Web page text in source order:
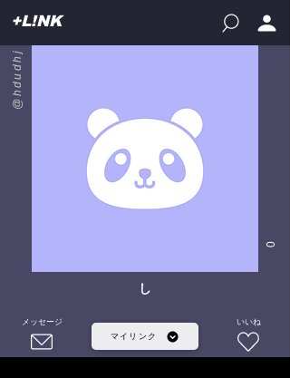
+L!NK
@hdudhj
0
し
メッセージ
マイリンク
いいね